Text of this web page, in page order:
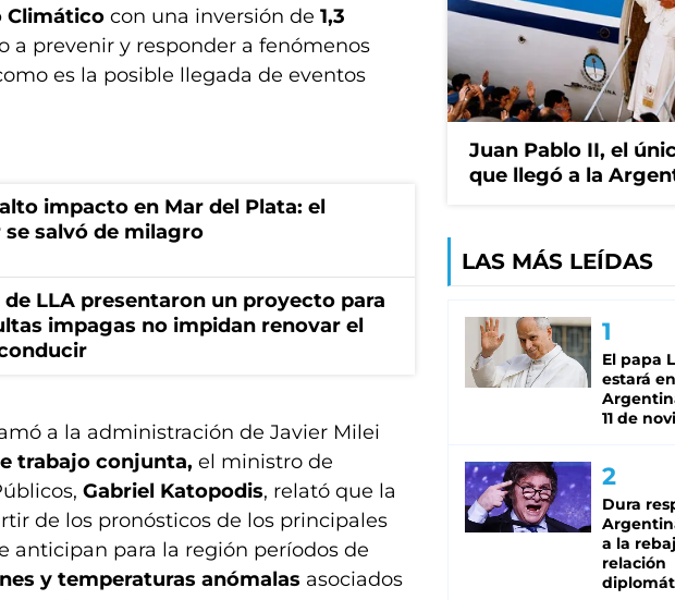
Climático con una inversión de 1,3
a prevenir y responder a fenómenos
es la posible llegada de eventos
impacto en Mar del Plata: el
salvó de milagro
LLA presentaron un proyecto para
impagas no impidan renovar el
a la administración de Javier Milei
trabajo conjunta, el ministro de
Gabriel Katopodis, relató que la
de los pronósticos de los principales
anticipan para la región períodos de
y temperaturas anómalas asociados
Juan Pablo II, el
que llegó a la
LAS MÁS LEÍDAS
El papa
estará
11 de
Dura
a la
relación